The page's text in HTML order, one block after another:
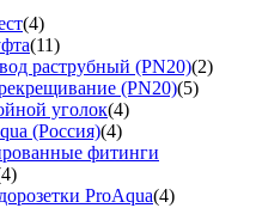
(4)
(11)
раструбный (PN20)(2)
(PN20)(5)
уголок(4)
(Россия)(4)
фитинги
ProAqua(4)